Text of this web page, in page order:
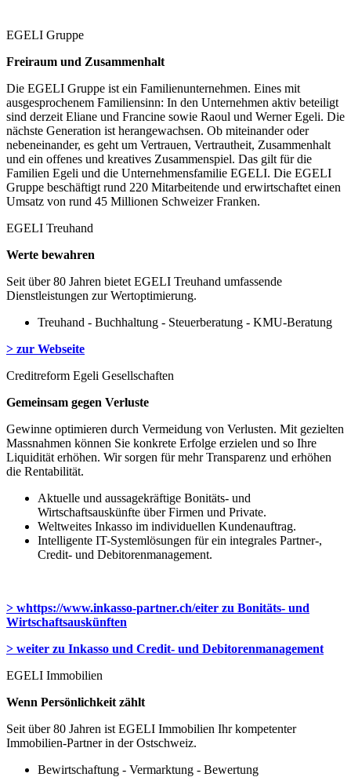
EGELI Gruppe
Freiraum und Zusammenhalt
Die EGELI Gruppe ist ein Familienunternehmen. Eines mit
ausgesprochenem Familiensinn: In den Unternehmen aktiv beteiligt
sind derzeit Eliane und Francine sowie Raoul und Werner Egeli. Die
nächste Generation ist herangewachsen. Ob miteinander oder
nebeneinander, es geht um Vertrauen, Vertrautheit, Zusammenhalt
und ein offenes und kreatives Zusammenspiel. Das gilt für die
Familien Egeli und die Unternehmensfamilie EGELI. Die EGELI
Gruppe beschäftigt rund 220 Mitarbeitende und erwirtschaftet einen
Umsatz von rund 45 Millionen Schweizer Franken.
EGELI Treuhand
Werte bewahren
Seit über 80 Jahren bietet EGELI Treuhand umfassende
Dienstleistungen zur Wertoptimierung.
Treuhand - Buchhaltung - Steuerberatung - KMU-Beratung
> zur Webseite
Creditreform Egeli Gesellschaften
Gemeinsam gegen Verluste
Gewinne optimieren durch Vermeidung von Verlusten. Mit gezielten
Massnahmen können Sie konkrete Erfolge erzielen und so Ihre
Liquidität erhöhen. Wir sorgen für mehr Transparenz und erhöhen
die Rentabilität.
Aktuelle und aussagekräftige Bonitäts- und
Wirtschaftsauskünfte über Firmen und Private.
Weltweites Inkasso im individuellen Kundenauftrag.
Intelligente IT-Systemlösungen für ein integrales Partner-,
Credit- und Debitorenmanagement.
> whttps://www.inkasso-partner.ch/eiter zu Bonitäts- und
Wirtschaftsauskünften
> weiter zu Inkasso und Credit- und Debitorenmanagement
EGELI Immobilien
Wenn Persönlichkeit zählt
Seit über 80 Jahren ist EGELI Immobilien Ihr kompetenter
Immobilien-Partner in der Ostschweiz.
Bewirtschaftung - Vermarktung - Bewertung